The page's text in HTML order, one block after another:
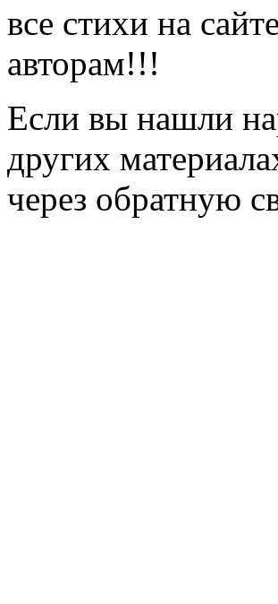
все стихи на
авторам!!!
Если вы нашли
других
через обратную